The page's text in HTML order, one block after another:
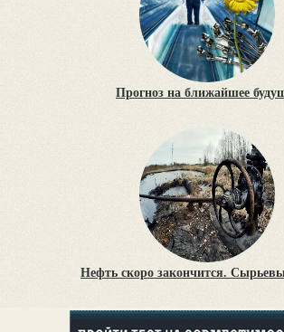
Прогноз на ближайшее
Нефть скоро закончится.